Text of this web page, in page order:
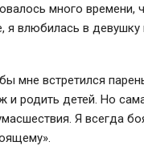
много времени,
влюбилась в
мне встретился
и родить детей. Но
Я всегда